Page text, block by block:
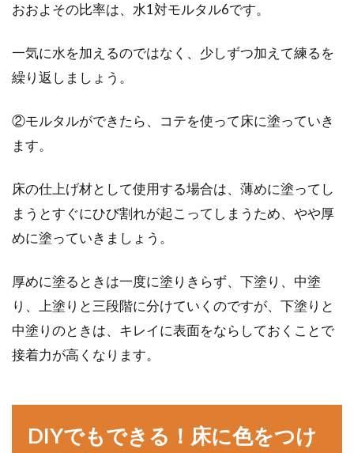
おおよその比率は、水1対モルタル6です。
一気に水を加えるのではなく、少しずつ加えて練るを
繰り返しましょう。
②モルタルができたら、コテを使って床に塗っていき
ます。
床の仕上げ材として使用する場合は、薄めに塗ってし
まうとすぐにひび割れが起こってしまうため、やや厚
めに塗っていきましょう。
厚めに塗るときは一度に塗りきらず、下塗り、中塗
り、上塗りと三段階に分けていくのですが、下塗りと
中塗りのときは、キレイに表面をならしておくことで
接着力が高くなります。
DIYでもできる！床に色をつけ